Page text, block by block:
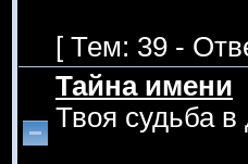
[ Тем: 39 -
Тайна имени
Твоя судьба